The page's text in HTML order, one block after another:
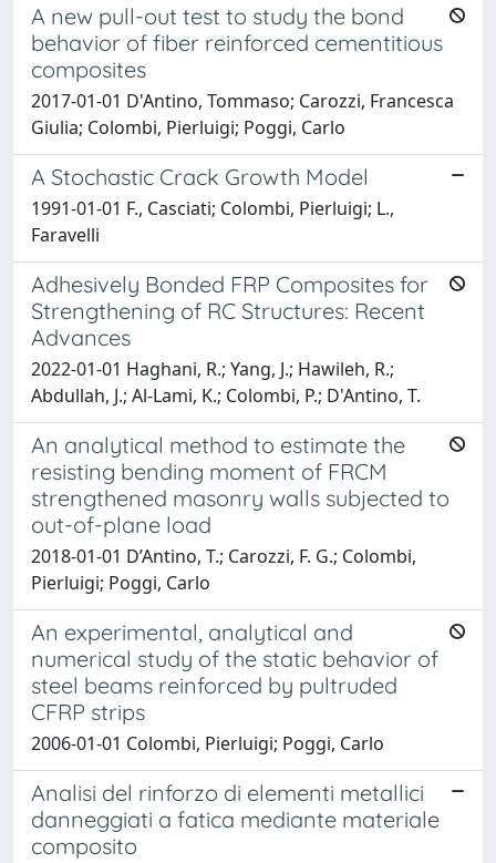
A new pull-out test to study the bond
behavior of fiber reinforced cementitious
composites
2017-01-01 D'Antino, Tommaso; Carozzi, Francesca
Giulia; Colombi, Pierluigi; Poggi, Carlo
A Stochastic Crack Growth Model
1991-01-01 F., Casciati; Colombi, Pierluigi; L.,
Faravelli
Adhesively Bonded FRP Composites for
Strengthening of RC Structures: Recent
Advances
2022-01-01 Haghani, R.; Yang, J.; Hawileh, R.;
Abdullah, J.; Al-Lami, K.; Colombi, P.; D'Antino, T.
An analytical method to estimate the
resisting bending moment of FRCM
strengthened masonry walls subjected to
out-of-plane load
2018-01-01 D’Antino, T.; Carozzi, F. G.; Colombi,
Pierluigi; Poggi, Carlo
An experimental, analytical and
numerical study of the static behavior of
steel beams reinforced by pultruded
CFRP strips
2006-01-01 Colombi, Pierluigi; Poggi, Carlo
Analisi del rinforzo di elementi metallici
danneggiati a fatica mediante materiale
composito